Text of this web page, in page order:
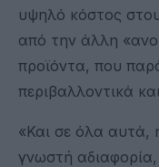
υψηλό κόστος
από την άλλη
προϊόντα, που
περιβαλλοντικά
«Και σε όλα αυτά,
γνωστή